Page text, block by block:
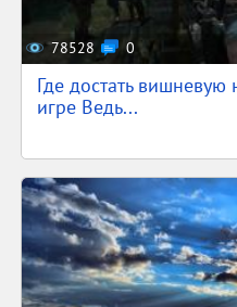
78528 0
Где достать вишневую
игре Ведь...